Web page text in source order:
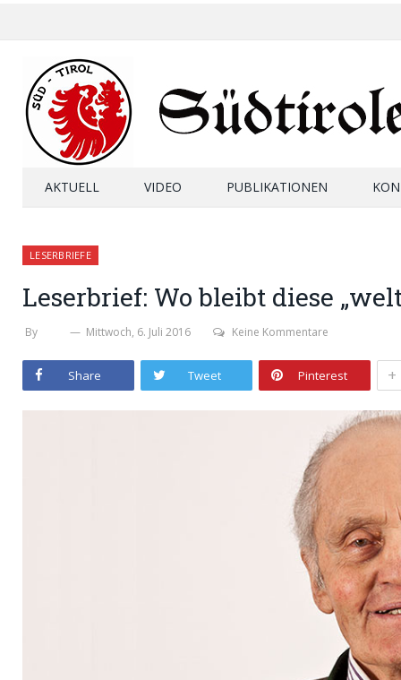
AKTUELL VIDEO PUBLIKATIONEN
LESERBRIEFE
Leserbrief: Wo bleibt diese
By Mittwoch, 6. Juli 2016 Keine Kommentare
Share Tweet Pinterest +